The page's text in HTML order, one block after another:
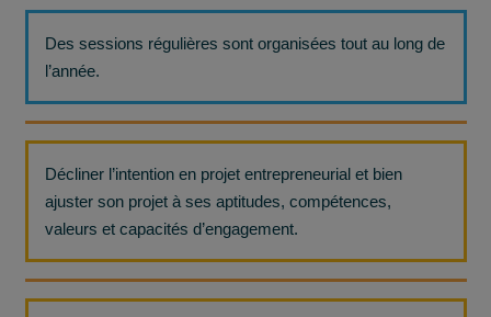
Des sessions régulières sont organisées tout au long de
l’année.
Décliner l’intention en projet entrepreneurial et bien
ajuster son projet à ses aptitudes, compétences,
valeurs et capacités d’engagement.